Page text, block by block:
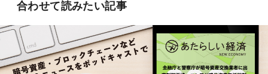
合わせて読みたい記事